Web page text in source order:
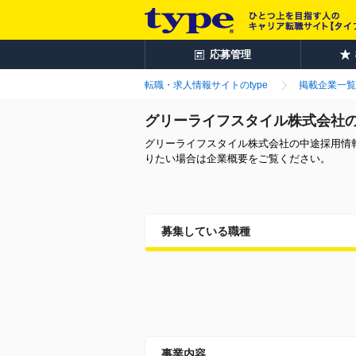
応募管理
転職・求人情報サイトのtype 掲載企業一覧
グリーライフスタイル株式会社
グリーライフスタイル株式会社の中途採用
りたい場合は企業概要をご覧ください。
募集している職種